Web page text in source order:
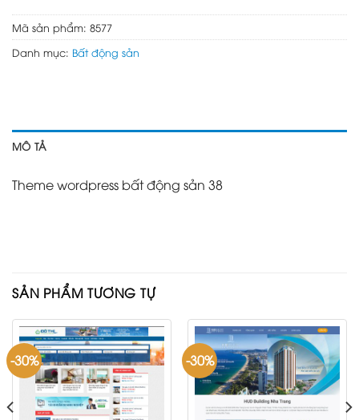
Mã sản phẩm: 8577
Danh mục: Bất động sản
MÔ TẢ
Theme wordpress bất động sản 38
SẢN PHẨM TƯƠNG TỰ
-30% -30%